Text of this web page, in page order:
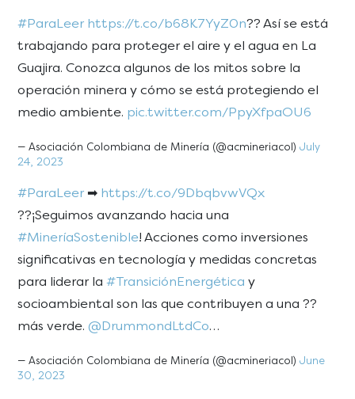
#ParaLeer https://t.co/b68K7YyZ0n?? Así se está
trabajando para proteger el aire y el agua en La
Guajira. Conozca algunos de los mitos sobre la
operación minera y cómo se está protegiendo el
medio ambiente. pic.twitter.com/PpyXfpaOU6
— Asociación Colombiana de Minería (@acmineriacol)July
24, 2023
#ParaLeer ➡ https://t.co/9DbqbvwVQx
??¡Seguimos avanzando hacia una
#MineríaSostenible! Acciones como inversiones
significativas en tecnología y medidas concretas
para liderar la#TransiciónEnergética y
socioambiental son las que contribuyen a una ??
más verde.@DrummondLtdCo…
— Asociación Colombiana de Minería (@acmineriacol)June
30, 2023